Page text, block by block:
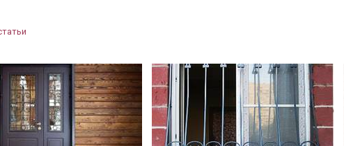
выгрузили решетки (4 шт.),
равномерно, без
По всем выполненным
претензий не имею.
организация, с ценами
не обманывают, могу смело
дверь в квартире, буду к вам
обращаться!